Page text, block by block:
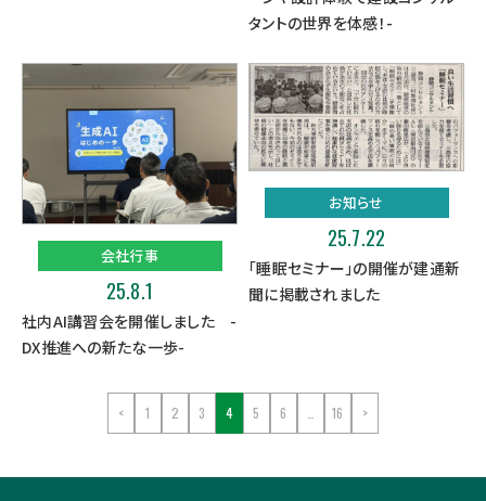
タントの世界を体感！-
会社行事
25.8.1
社内AI講習会を開催しました -
DX推進への新たな一歩-
お知らせ
25.7.22
「睡眠セミナー」の開催が建通新
聞に掲載されました
< 1 2 3 4 5 6 16 >